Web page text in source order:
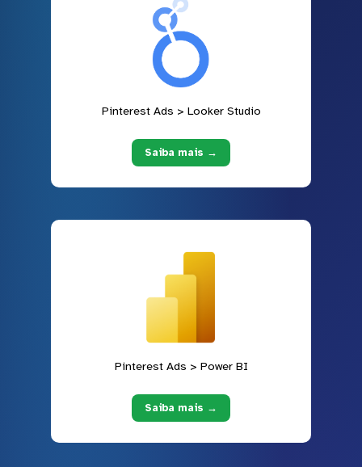
Pinterest Ads > Looker Studio
Saiba mais →
Pinterest Ads > Power BI
Saiba mais →